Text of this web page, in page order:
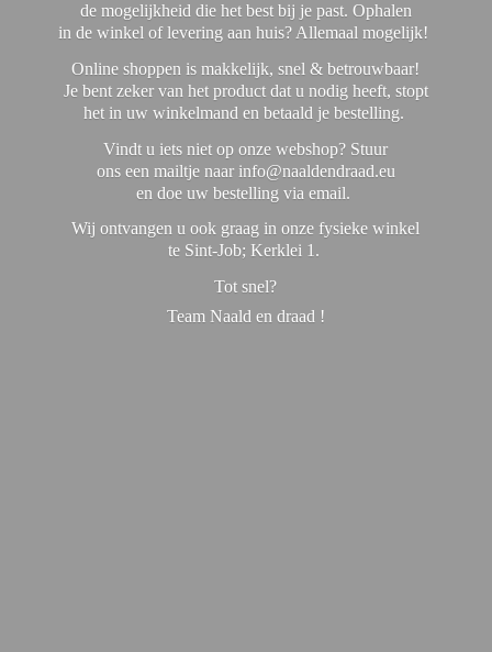
de mogelijkheid die het best bij je past. Ophalen
in de winkel of levering aan huis? Allemaal mogelijk!
Online shoppen is makkelijk, snel & betrouwbaar!
Je bent zeker van het product dat u nodig heeft, stopt
het in uw winkelmand en betaald je bestelling.
Vindt u iets niet op onze webshop? Stuur
ons een mailtje naar info@naaldendraad.eu
en doe uw bestelling via email.
Wij ontvangen u ook graag in onze fysieke winkel
te Sint-Job; Kerklei 1.
Tot snel?
Team Naald en draad !